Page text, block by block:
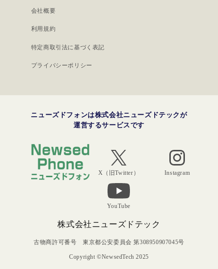
会社概要
利用規約
特定商取引法に基づく表記
プライバシーポリシー
ニューズドフォンは株式会社ニューズドテックが
運営するサービスです
X（旧Twitter） Instagram
YouTube
株式会社ニューズドテック
古物商許可番号 東京都公安委員会 第308950907045号
Copyright ©NewsedTech 2025